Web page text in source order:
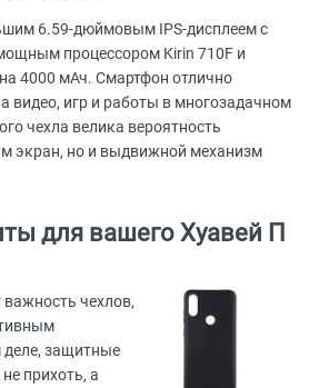
6.59-дюймовым IPS-дисплеем с
процессором Kirin 710F и
4000 мАч. Смартфон отлично
видео, игр и работы в многозадачном
чехла велика вероятность
экран, но и выдвижной механизм
для вашего Хуавей П
чехлов,
защитные
прихоть, а